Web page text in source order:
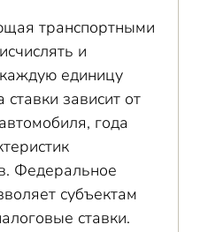
транспортными
и
единицу
зависит от
года
Федеральное
субъектам
ставки.